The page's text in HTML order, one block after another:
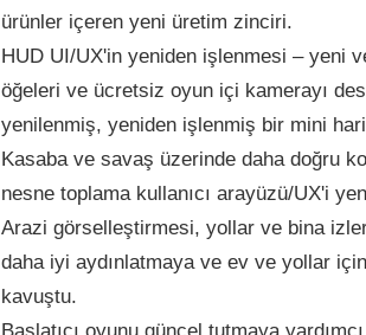
ürünler içeren yeni üretim zinciri.
HUD UI/UX'in yeniden işlenmesi – yeni
öğeleri ve ücretsiz oyun içi kamerayı
yenilenmiş, yeniden işlenmiş bir mini
Kasaba ve savaş üzerinde daha doğru
nesne toplama kullanıcı arayüzü/UX'i
Arazi görselleştirmesi, yollar ve bina
daha iyi aydınlatmaya ve ev ve yollar
kavuştu.
Başlatıcı oyunu güncel tutmaya